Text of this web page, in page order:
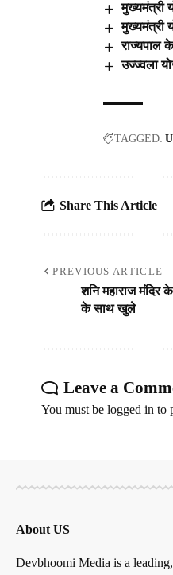
मुख्यमंत्री
मुख्यमंत्री
राज्यपाल
उज्ज्वला
TAGGED:
Share This Article
PREVIOUS ARTICLE
शनि महाराज मंदिर
के साथ खुले
Leave a
You must be logged in to
About US
Devbhoomi Media is a